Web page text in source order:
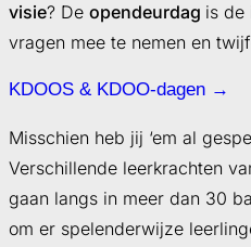
visie? De opendeurdag is de
vragen mee te nemen en
KDOOS & KDOO-dagen →
Misschien heb jij ‘em al
Verschillende leerkrachten
gaan langs in meer dan 30
om er spelenderwijze